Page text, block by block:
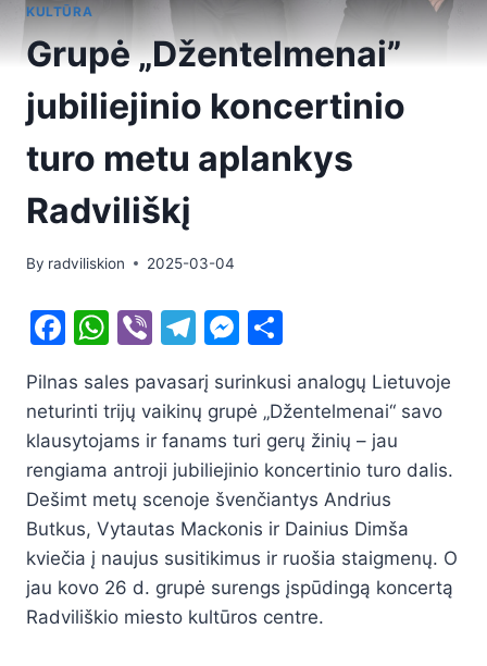
KULTŪRA
Grupė „Džentelmenai”
jubiliejinio koncertinio
turo metu aplankys
Radviliškį
By radviliskion 2025-03-04
F
c
e
b
o
o
k
W
at
s
A
p
p
Vi
er
T
e
gr
a
m
M
s
s
e
n
g
er
ar
e
Pilnas sales pavasarį surinkusi analogų Lietuvoje
neturinti trijų vaikinų grupė „Džentelmenai“ savo
klausytojams ir fanams turi gerų žinių – jau
rengiama antroji jubiliejinio koncertinio turo dalis.
Dešimt metų scenoje švenčiantys Andrius
Butkus, Vytautas Mackonis ir Dainius Dimša
kviečia į naujus susitikimus ir ruošia staigmenų. O
jau kovo 26 d. grupė surengs įspūdingą koncertą
Radviliškio miesto kultūros centre.